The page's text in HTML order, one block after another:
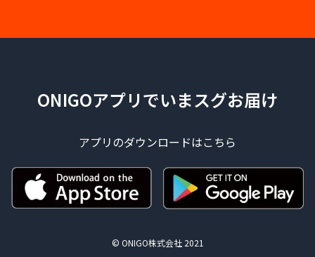
ONIGOアプリでいまスグお届け
アプリのダウンロードはこちら
© ONIGO株式会社 2021